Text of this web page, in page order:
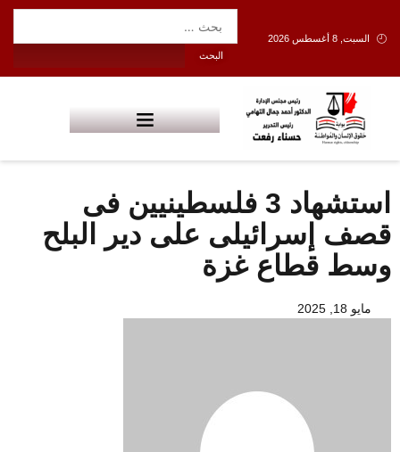
السبت, 8 أغسطس 2026
استشهاد 3 فلسطينيين فى
قصف إسرائيلى على دير البلح
وسط قطاع غزة
مايو 18, 2025